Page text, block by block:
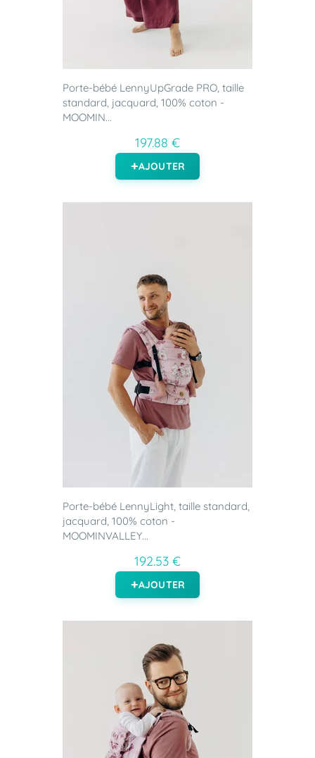
Porte-bébé LennyUpGrade PRO, taille
standard, jacquard, 100% coton -
MOOMIN...
197.88 €
AJOUTER
Porte-bébé LennyLight, taille standard,
jacquard, 100% coton -
MOOMINVALLEY...
192.53 €
AJOUTER